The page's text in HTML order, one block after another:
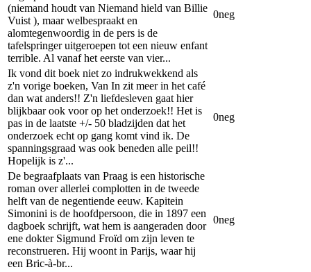
(niemand houdt van Niemand hield van Billie
Vuist ), maar welbespraakt en
alomtegenwoordig in de pers is de
tafelspringer uitgeroepen tot een nieuw enfant
terrible. Al vanaf het eerste van vier...
0neg
Ik vond dit boek niet zo indrukwekkend als
z'n vorige boeken, Van In zit meer in het café
dan wat anders!! Z'n liefdesleven gaat hier
blijkbaar ook voor op het onderzoek!! Het is
pas in de laatste +/- 50 bladzijden dat het
onderzoek echt op gang komt vind ik. De
spanningsgraad was ook beneden alle peil!!
Hopelijk is z'...
0neg
De begraafplaats van Praag is een historische
roman over allerlei complotten in de tweede
helft van de negentiende eeuw. Kapitein
Simonini is de hoofdpersoon, die in 1897 een
dagboek schrijft, wat hem is aangeraden door
ene dokter Sigmund Froïd om zijn leven te
reconstrueren. Hij woont in Parijs, waar hij
een Bric-à-br...
0neg